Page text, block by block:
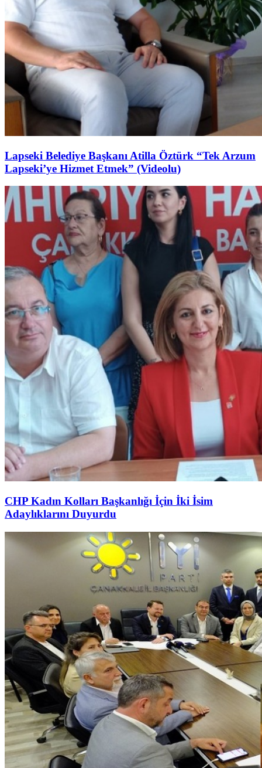
Lapseki Belediye Başkanı Atilla Öztürk “Tek Arzum
Lapseki’ye Hizmet Etmek” (Videolu)
CHP Kadın Kolları Başkanlığı İçin İki İsim
Adaylıklarını Duyurdu